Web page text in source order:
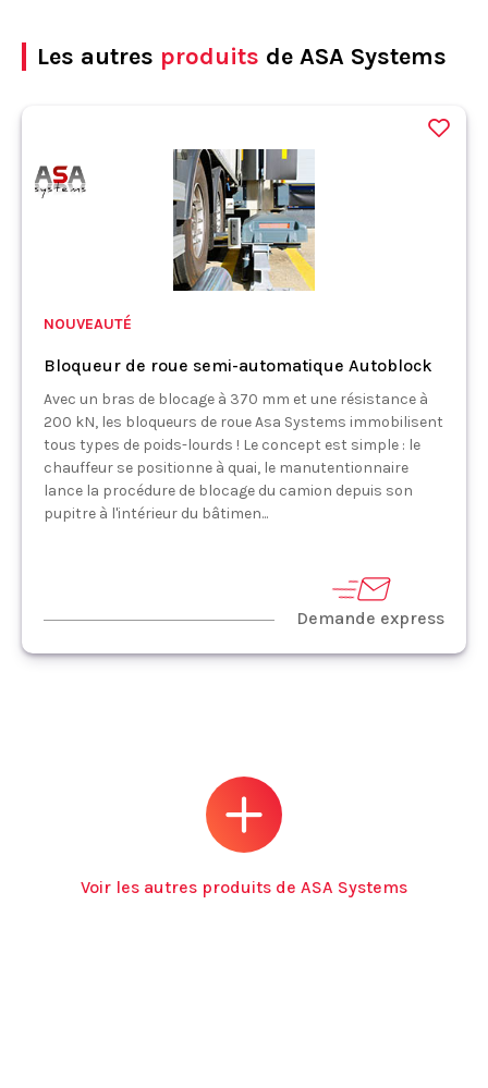
Les autres produits de ASA Systems
NOUVEAUTÉ
Bloqueur de roue semi-automatique Autoblock
Avec un bras de blocage à 370 mm et une résistance à
200 kN, les bloqueurs de roue Asa Systems immobilisent
tous types de poids-lourds ! Le concept est simple : le
chauffeur se positionne à quai, le manutentionnaire
lance la procédure de blocage du camion depuis son
pupitre à l'intérieur du bâtimen...
Demande express
Voir les autres produits de ASA Systems